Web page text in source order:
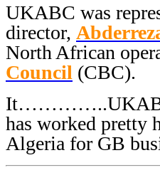
UKABC was
director,
North African
Council (CBC).
It…………..UKABC
has worked pretty
Algeria for GB